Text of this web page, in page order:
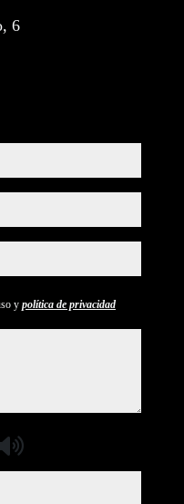
6
y política de privacidad